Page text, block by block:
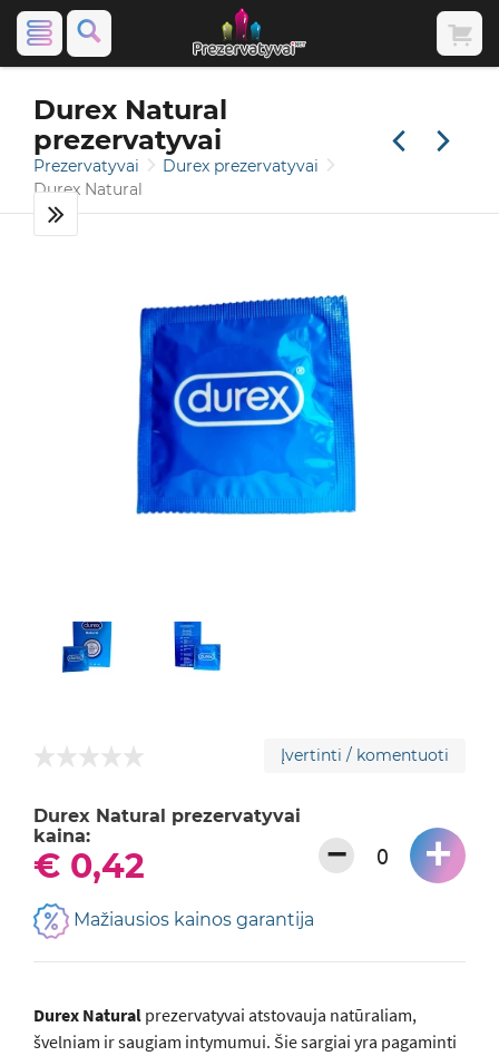
Durex Natural
prezervatyvai
Prezervatyvai
Durex prezervatyvai
Durex Natural
Įvertinti / komentuoti
Durex Natural prezervatyvai
kaina:
€ 0,42 − +
Mažiausios kainos garantija
Durex Natural prezervatyvai atstovauja natūraliam,
švelniam ir saugiam intymumui. Šie sargiai yra pagaminti